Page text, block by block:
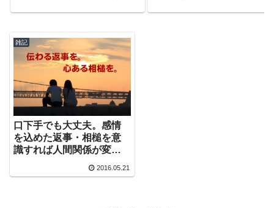
プ
雑記
口下手でも大丈夫。感情
を込めた返事・相槌を意
識すれば人間関係が変わ
2016.05.21